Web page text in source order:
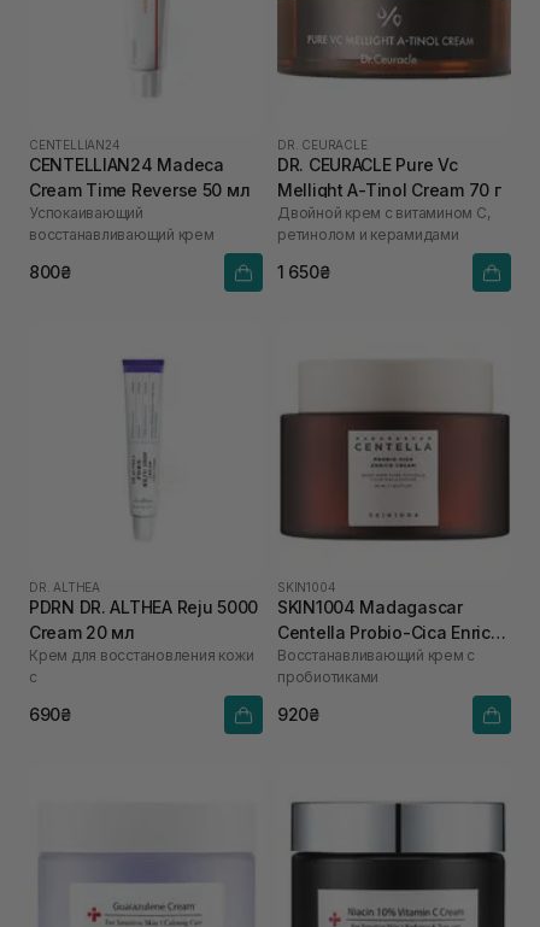
CENTELLIAN24
CENTELLIAN24 Madeca
Cream Time Reverse 50 мл
Успокаивающий
восстанавливающий крем
800₴
DR. CEURACLE
DR. CEURACLE Pure Vc
Mellight A-Tinol Cream 70 г
Двойной крем с витамином С,
ретинолом и керамидами
1 650₴
DR. ALTHEA
PDRN DR. ALTHEA Reju 5000
Cream 20 мл
Крем для восстановления кожи
с
690₴
SKIN1004
SKIN1004 Madagascar
Centella Probio-Cica Enrich
Cream 50 мл
Восстанавливающий крем с
пробиотиками
920₴